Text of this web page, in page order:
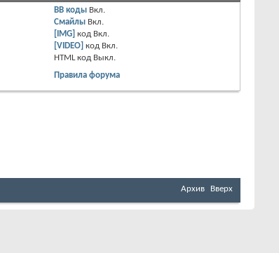
BB коды Вкл.
Смайлы Вкл.
[IMG] код Вкл.
[VIDEO] код Вкл.
HTML код Выкл.
Правила форума
Архив Вверх